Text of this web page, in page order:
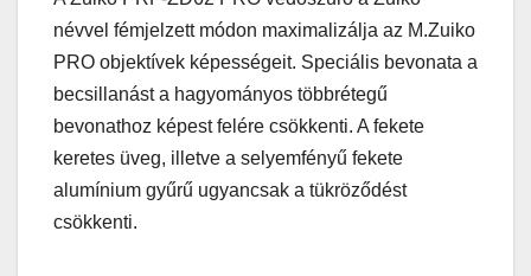
névvel fémjelzett módon maximalizálja az M.Zuiko
PRO objektívek képességeit. Speciális bevonata a
becsillanást a hagyományos többrétegű
bevonathoz képest felére csökkenti. A fekete
keretes üveg, illetve a selyemfényű fekete
alumínium gyűrű ugyancsak a tükröződést
csökkenti.